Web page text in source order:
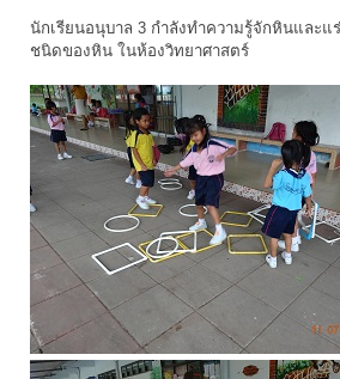
นักเรียนอนุบาล 3 กำลังทำความรู้จักหินและแ
ชนิดของหิน ในห้องวิทยาศาสตร์